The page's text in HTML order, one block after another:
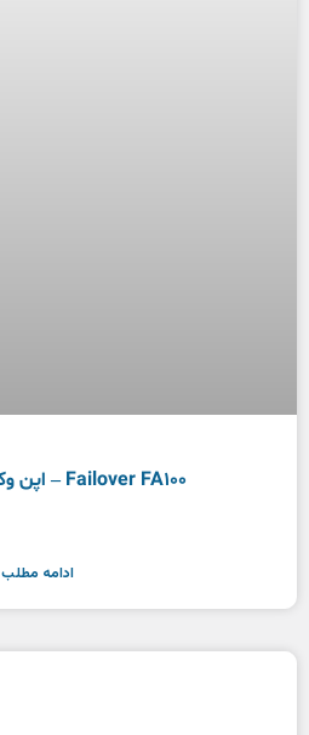
Failover FA100 – اپن وکس OpenVox
ادامه مطلب